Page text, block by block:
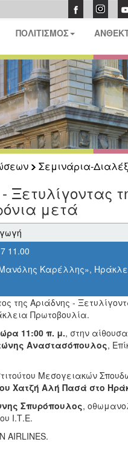
ΠΟΛΙΤΙΣΜΟΣ
Σεμινάρια-
Ξετυλίγοντας
μετά
11.00
Καρέλλης»,
της Αριάδνης -
Πρωτοβουλία.
11:00 π. μ., στην
Αναστασόπουλος,
Μεσογειακών
Χατζή Αλή Πασά στο
Σπυρόπουλος,
Ι.Τ.Ε.
AIRLINES.